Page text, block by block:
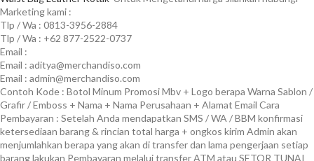
Marketing kami :
Tlp / Wa : 0813-3956-2884
Tlp / Wa : +62 877-2522-0737
Email :
Email : aditya@merchandiso.com
Email : admin@merchandiso.com
Contoh Kode : Botol Minum Promosi Mbv + Logo berapa Warna Sablon /
Grafir / Emboss + Nama + Nama Perusahaan + Alamat Email Cara
Pembayaran : Setelah Anda mendapatkan SMS / WA / BBM konfirmasi
ketersediaan barang & rincian total harga + ongkos kirim Admin akan
menjumlahkan berapa yang akan di transfer dan lama pengerjaan setiap
barang lakukan Pembayaran melalui transfer ATM atau SETOR TUNAI